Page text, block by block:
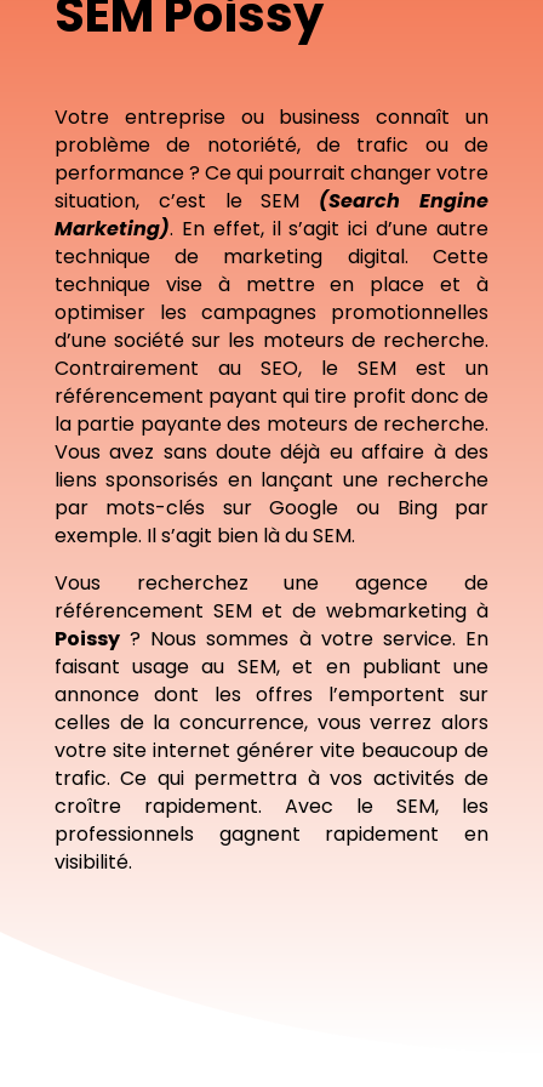
SEM Poissy
Votre entreprise ou business connaît un
problème de notoriété, de trafic ou de
performance ? Ce qui pourrait changer votre
situation, c’est le SEM (Search Engine
Marketing). En effet, il s’agit ici d’une autre
technique de marketing digital. Cette
technique vise à mettre en place et à
optimiser les campagnes promotionnelles
d’une société sur les moteurs de recherche.
Contrairement au SEO, le SEM est un
référencement payant qui tire profit donc de
la partie payante des moteurs de recherche.
Vous avez sans doute déjà eu affaire à des
liens sponsorisés en lançant une recherche
par mots-clés sur Google ou Bing par
exemple. Il s’agit bien là du SEM.
Vous recherchez une agence de
référencement SEM et de webmarketing à
Poissy? Nous sommes à votre service. En
faisant usage au SEM, et en publiant une
annonce dont les offres l’emportent sur
celles de la concurrence, vous verrez alors
votre site internet générer vite beaucoup de
trafic. Ce qui permettra à vos activités de
croître rapidement. Avec le SEM, les
professionnels gagnent rapidement en
visibilité.